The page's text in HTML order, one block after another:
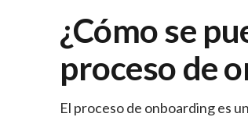
¿Cómo se
proceso de
El proceso de onboarding es